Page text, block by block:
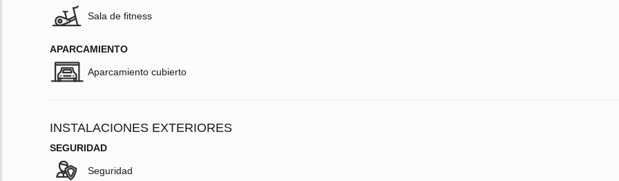
Sala de fitness
APARCAMIENTO
Aparcamiento cubierto
INSTALACIONES EXTERIORES
SEGURIDAD
Seguridad